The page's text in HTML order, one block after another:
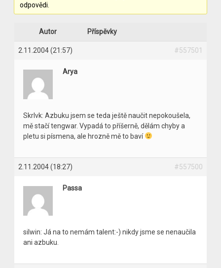
odpovědi.
Autor Příspěvky
2.11.2004 (21:57) #557501
Arya
Skrlvk: Azbuku jsem se teda ještě naučit nepokoušela,
mě stačí tengwar. Vypadá to příšerně, dělám chyby a
pletu si písmena, ale hrozně mě to baví
2.11.2004 (18:27) #557500
Passa
silwin: Já na to nemám talent:-) nikdy jsme se nenaučila
ani azbuku.